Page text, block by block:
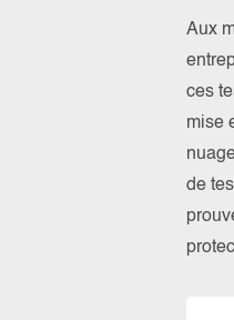
Aux
ces
mise
de